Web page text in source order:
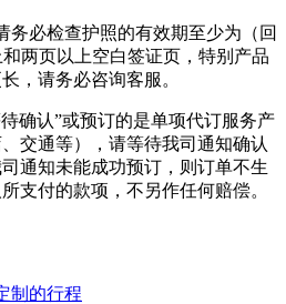
务必检查护照的有效期至少为（回
两页以上空白签证页，特别产品
，请务必咨询客服。
确认”或预订的是单项代订服务产
交通等），请等待我司通知确认
通知未能成功预订，则订单不生
支付的款项，不另作任何赔偿。
制的行程